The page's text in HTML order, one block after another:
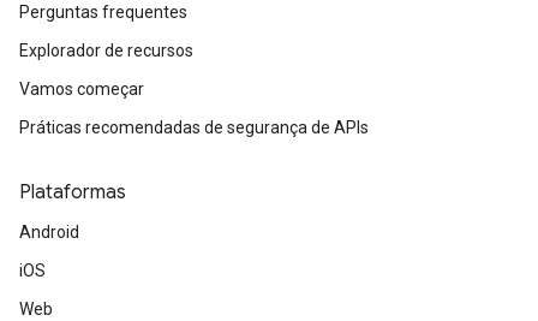
Perguntas frequentes
Explorador de recursos
Vamos começar
Práticas recomendadas de segurança de APIs
Plataformas
Android
iOS
Web